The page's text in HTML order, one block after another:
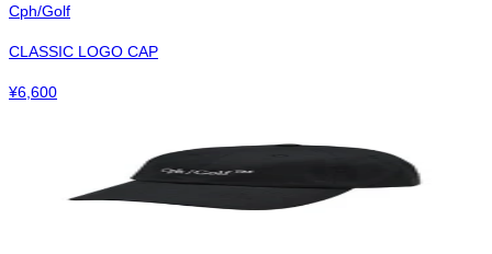
Cph/Golf
CLASSIC LOGO CAP
¥6,600